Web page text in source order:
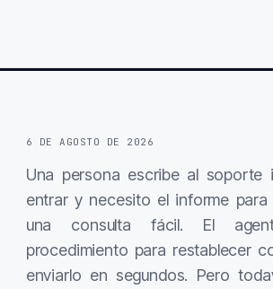
6 DE AGOSTO DE 2026
Una persona escribe al soporte
entrar y necesito el informe para
una consulta fácil. El
procedimiento para restablecer
enviarlo en segundos. Pero